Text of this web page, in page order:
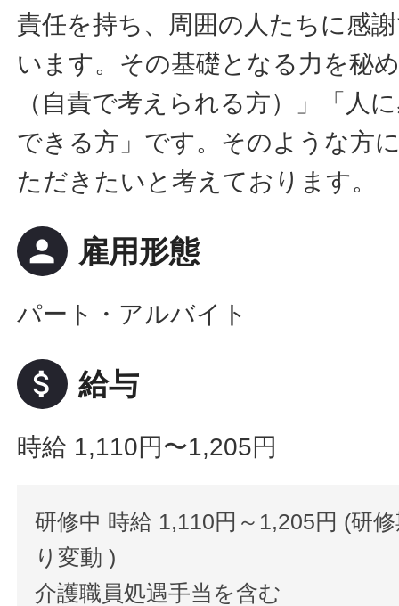
責任を持ち、周囲の人たちに感
います。その基礎となる力を秘
（自責で考えられる方）」「人
できる方」です。そのような方
ただきたいと考えております。
person 雇用形態
パート・アルバイト
attach_money 給与
時給 1,110円〜1,205円
研修中 時給 1,110円～1,205円 (研
り変動 )
介護職員処遇手当を含む